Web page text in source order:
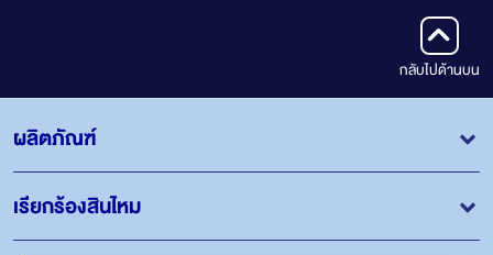
กลับไปด้านบน
ผลิตภัณฑ์
เรียกร้องสินไหม